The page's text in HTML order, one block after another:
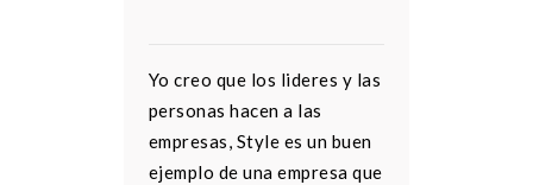
Yo creo que los lideres y las
personas hacen a las
empresas, Style es un buen
ejemplo de una empresa que